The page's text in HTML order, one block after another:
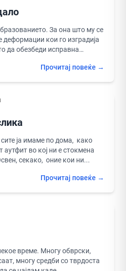
За она што му се
деформации кои го изградија
да обезбеди исправна
Прочитај повеќе →
ја имаме по дома, како
во кој ни е стокмена
секако, оние кои ни...
Прочитај повеќе →
време. Многу обврски,
многу средби со тврдоста